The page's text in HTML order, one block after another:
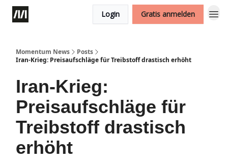
Login Gratis anmelden
Momentum News
Posts
Iran-Krieg: Preisaufschläge für Treibstoff drastisch erhöht
Iran-Krieg:
Preisaufschläge für
Treibstoff drastisch
erhöht